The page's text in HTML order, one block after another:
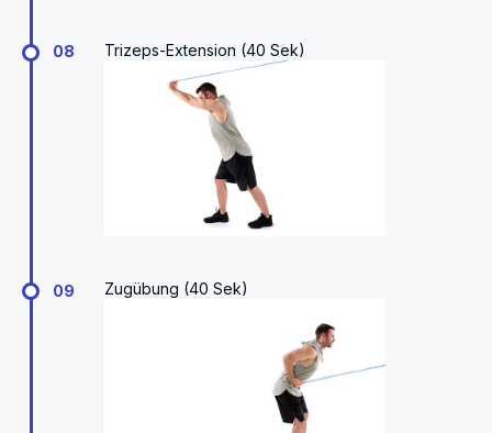
08 Trizeps-Extension (40 Sek)
09 Zugübung (40 Sek)